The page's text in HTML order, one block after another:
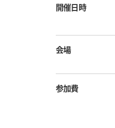
開催日時
会場
参加費